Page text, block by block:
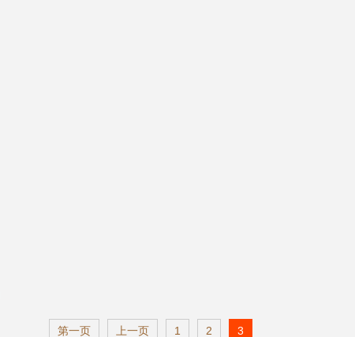
第一页 上一页 1 2 3